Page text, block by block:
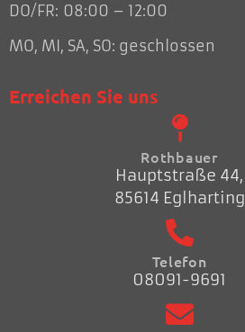
DO/FR: 08:00 – 12:00
MO, MI, SA, SO: geschlossen
Erreichen Sie uns
Rothbauer
Hauptstraße 44,
85614 Eglharting
Telefon
08091-9691